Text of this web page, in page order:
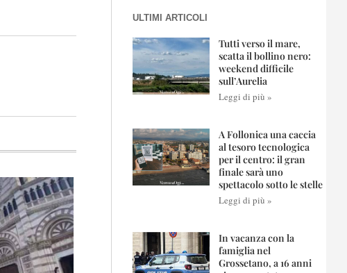
ULTIMI ARTICOLI
Tutti verso il mare,
scatta il bollino nero:
weekend difficile
sull’Aurelia
Leggi di più »
A Follonica una caccia
al tesoro tecnologica
per il centro: il gran
finale sarà uno
spettacolo sotto le stelle
Leggi di più »
In vacanza con la
famiglia nel
Grossetano, a 16 anni